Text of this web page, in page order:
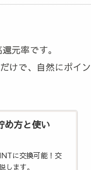
元率です。
けで、自然にポイン
め方と使い
に交換可能！交
ます。